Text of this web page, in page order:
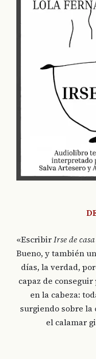
«EscribirIrse de casa
Bueno, y también
días, la verdad,
capaz de
en la cabeza:
surgiendo sobre la
el calamar